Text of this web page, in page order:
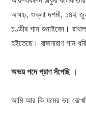
আষাঢ়, শুক্লা দশমী, ১৪ই
চণ্ডীর গান শুনাইবেন।
হইতেছে। রাজনারাণ গান
অভয় পদে প্রাণ সঁপেছি ।
আমি আর কি যমের ভয়